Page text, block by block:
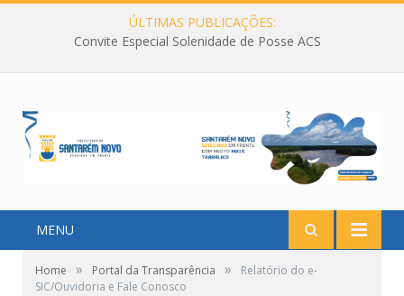
ÚLTIMAS PUBLICAÇÕES:
Convite Especial Solenidade de Posse ACS
MENU
Home » Portal da Transparência »
Relatório do e-
SIC/Ouvidoria e Fale Conosco